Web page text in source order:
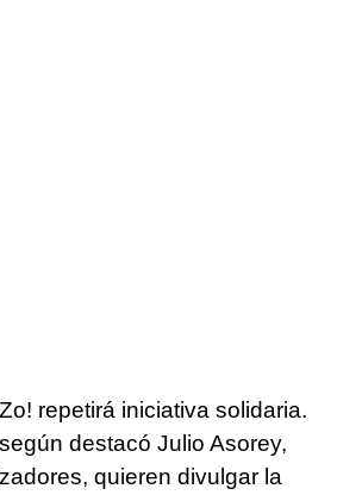
repetirá iniciativa solidaria.
destacó Julio Asorey,
quieren divulgar la